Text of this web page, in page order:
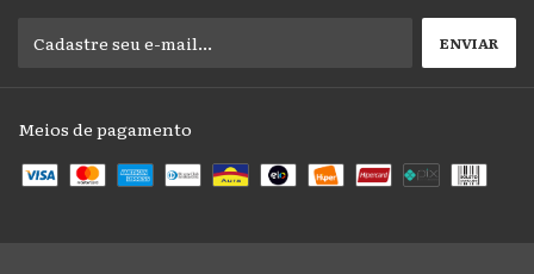
Meios de pagamento